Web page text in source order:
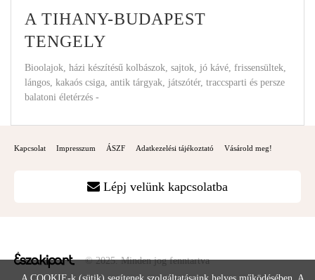
A TIHANY-BUDAPEST
TENGELY
Bioolajok, házi készítésű kolbászok, sajtok, jó kávé, frissensültek,
lángos, kakaós csiga, antik tárgyak, játszótér, traccsparti és persze
balatoni életérzés -
Kapcsolat Impresszum ÁSZF Adatkezelési tájékoztató Vásárold meg!
Lépj velünk kapcsolatba
© 2025. Minden jog fenntartva